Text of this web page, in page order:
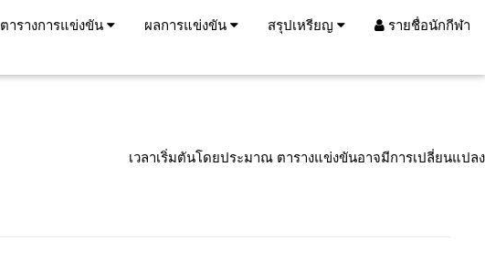
ตารางการแข่งขัน ผลการแข่งขัน สรุปเหรียญ รายชื่อนักกีฬา
เวลาเริ่มตันโดยประมาณ ตารางแข่งขันอาจมีการเปลี่ยนแปลง